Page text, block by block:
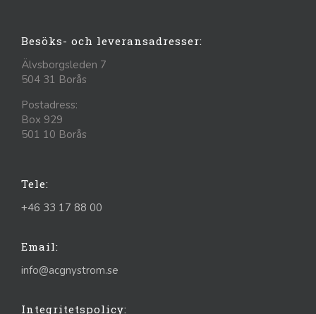
Besöks- och leveransadresser:
Älvsborgsleden 7
504 31 Borås
Postadress:
Box 929
501 10 Borås
Tele:
+46 33 17 88 00
Email:
info@acgnystrom.se
Integritetspolicy: